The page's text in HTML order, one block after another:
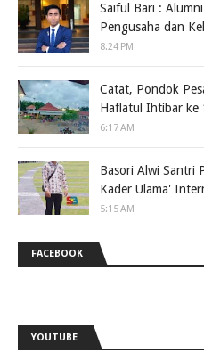
Saiful Bari : Alumni
Pengusaha dan
8:24 PM
Catat, Pondok
Haflatul Ihtibar ke
6:17 AM
Basori Alwi Santri
Kader Ulama'
5:15 AM
FACEBOOK
YOUTUBE